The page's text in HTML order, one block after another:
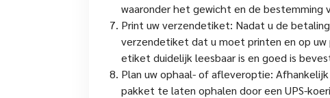
waaronder het gewicht en de bestemming
Print uw verzendetiket: Nadat u de
verzendetiket dat u moet printen en op
etiket duidelijk leesbaar is en goed is
Plan uw ophaal- of afleveroptie:
pakket te laten ophalen door een UPS-